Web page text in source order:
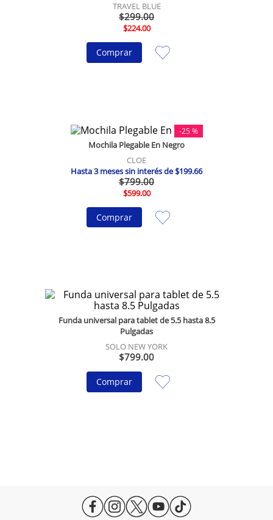
TRAVEL BLUE
$299.00
$224.00
Comprar
-25 %
Mochila Plegable En Negro
CLOE
Hasta3meses sin interés de$199.66
$799.00
$599.00
Comprar
Funda universal para tablet de 5.5 hasta 8.5
Pulgadas
SOLO NEW YORK
$799.00
Comprar